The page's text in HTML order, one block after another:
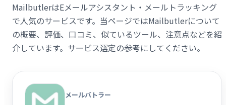
MailbutlerはEメールアシスタント・メールトラッキング
で人気のサービスです。当ページではMailbutlerについて
の概要、評価、口コミ、似ているツール、注意点などを紹
介しています。サービス選定の参考にしてください。
メールバトラー